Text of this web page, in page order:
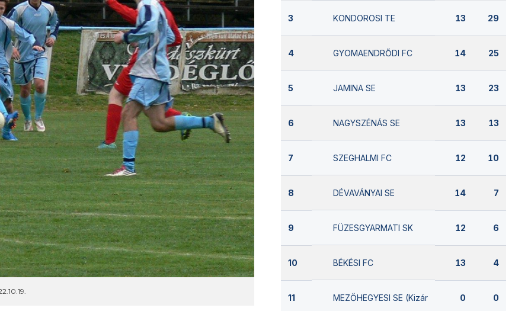
3 KONDOROSI TE 13 29
4 GYOMAENDRŐDI FC 14 25
5 JAMINA SE 13 23
6 NAGYSZÉNÁS SE 13 13
7 SZEGHALMI FC 12 10
8 DÉVAVÁNYAI SE 14 7
9 FÜZESGYARMATI SK 12 6
10 BÉKÉSI FC 13 4
11 MEZŐHEGYESI SE (Kizárva) 0 0